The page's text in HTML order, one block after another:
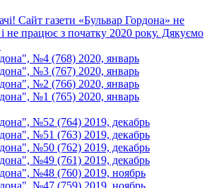
Сайт газети «Бульвар Гордона» не
не працює з початку 2020 року. Дякуємо
№4 (768) 2020, январь
№3 (767) 2020, январь
№2 (766) 2020, январь
№1 (765) 2020, январь
№52 (764) 2019, декабрь
№51 (763) 2019, декабрь
№50 (762) 2019, декабрь
№49 (761) 2019, декабрь
№48 (760) 2019, ноябрь
№47 (759) 2019, ноябрь